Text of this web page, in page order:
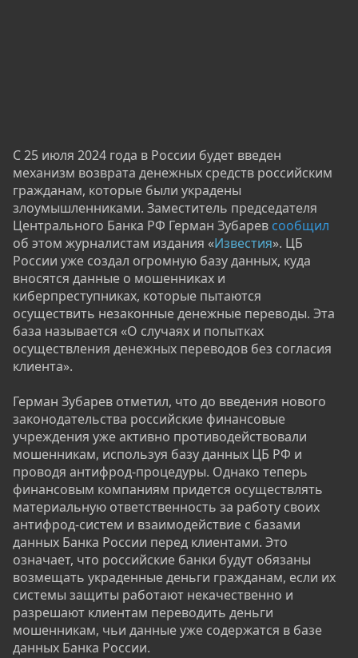
С 25 июля 2024 года в России будет введен
механизм возврата денежных средств российским
гражданам, которые были украдены
злоумышленниками. Заместитель председателя
Центрального Банка РФ Герман Зубарев сообщил
об этом журналистам издания «Известия». ЦБ
России уже создал огромную базу данных, куда
вносятся данные о мошенниках и
киберпреступниках, которые пытаются
осуществить незаконные денежные переводы. Эта
база называется «О случаях и попытках
осуществления денежных переводов без согласия
клиента».
Герман Зубарев отметил, что до введения нового
законодательства российские финансовые
учреждения уже активно противодействовали
мошенникам, используя базу данных ЦБ РФ и
проводя антифрод-процедуры. Однако теперь
финансовым компаниям придется осуществлять
материальную ответственность за работу своих
антифрод-систем и взаимодействие с базами
данных Банка России перед клиентами. Это
означает, что российские банки будут обязаны
возмещать украденные деньги гражданам, если их
системы защиты работают некачественно и
разрешают клиентам переводить деньги
мошенникам, чьи данные уже содержатся в базе
данных Банка России.